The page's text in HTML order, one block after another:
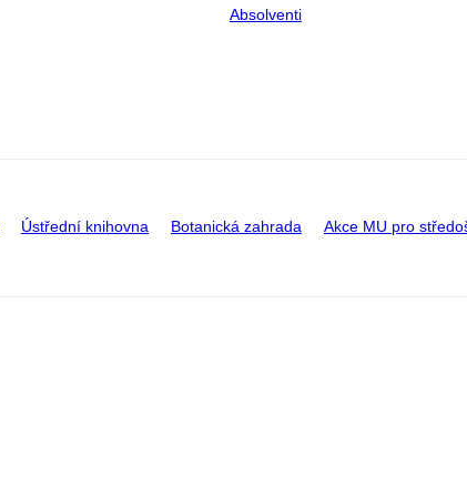
Absolventi
Ústřední knihovna Botanická zahrada Akce MU pro